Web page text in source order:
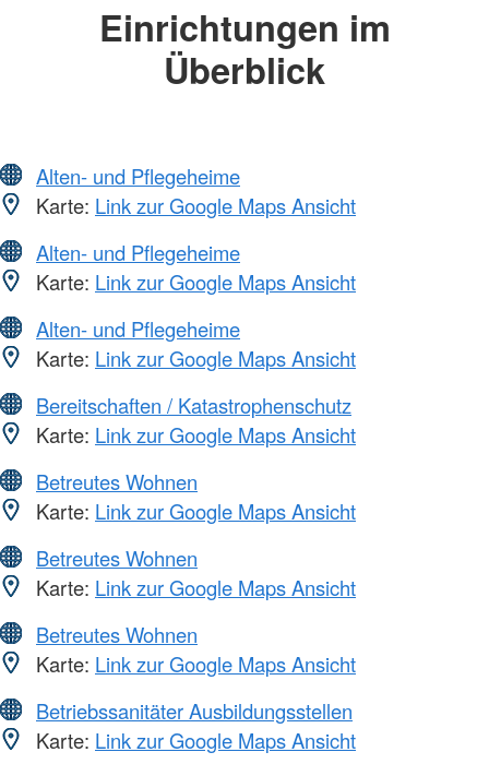
Einrichtungen im
Überblick
Alten- und Pflegeheime
Karte: Link zur Google Maps Ansicht
Alten- und Pflegeheime
Karte: Link zur Google Maps Ansicht
Alten- und Pflegeheime
Karte: Link zur Google Maps Ansicht
Bereitschaften / Katastrophenschutz
Karte: Link zur Google Maps Ansicht
Betreutes Wohnen
Karte: Link zur Google Maps Ansicht
Betreutes Wohnen
Karte: Link zur Google Maps Ansicht
Betreutes Wohnen
Karte: Link zur Google Maps Ansicht
Betriebssanitäter Ausbildungsstellen
Karte: Link zur Google Maps Ansicht